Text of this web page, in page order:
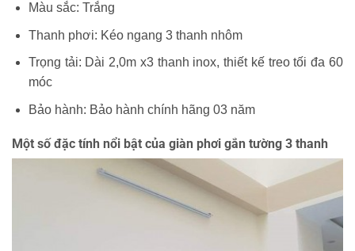
Màu sắc: Trắng
Thanh phơi: Kéo ngang 3 thanh nhôm
Trọng tải: Dài 2,0m x3 thanh inox, thiết kế treo tối đa 60
móc
Bảo hành: Bảo hành chính hãng 03 năm
Một số đặc tính nổi bật của giàn phơi gắn tường 3 thanh